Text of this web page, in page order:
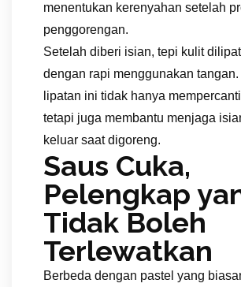
menentukan kerenyahan setelah
penggorengan.
Setelah diberi isian, tepi kulit
dengan rapi menggunakan tangan.
lipatan ini tidak hanya
tetapi juga membantu menjaga
keluar saat digoreng.
Saus Cuka,
Pelengkap
Tidak Boleh
Terlewatkan
Berbeda dengan pastel yang